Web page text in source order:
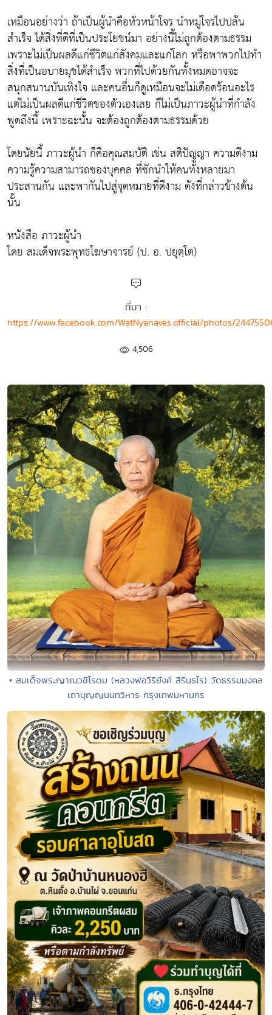
เหมือนอย่างว่า ถ้าเป็นผู้นำคือหัวหน้าโจร นำหมู่โจรไปปล้น
สำเร็จ ได้สิ่งที่ดีที่เป็นประโยชน์มา อย่างนี้ไม่ถูกต้องตามธรรม
เพราะไม่เป็นผลดีแก่ชีวิตแก่สังคมและแก่โลก หรือพาพวกไปทำ
สิ่งที่เป็นอบายมุขได้สำเร็จ พวกที่ไปด้วยกันทั้งหมดอาจจะ
สนุกสนานบันเทิงใจ และคนอื่นก็ดูเหมือนจะไม่เดือดร้อนอะไร
แต่ไม่เป็นผลดีแก่ชีวิตของตัวเองเลย ก็ไม่เป็นภาวะผู้นำที่กำลัง
พูดถึงนี้ เพราะฉะนั้น จะต้องถูกต้องตามธรรมด้วย
โดยนัยนี้ ภาวะผู้นำ ก็คือคุณสมบัติ เช่น สติปัญญา ความดีงาม
ความรู้ความสามารถของบุคคล ที่ชักนำให้คนทั้งหลายมา
ประสานกัน และพากันไปสู่จุดหมายที่ดีงาม ดังที่กล่าวข้างต้น
นั้น
หนังสือ ภาวะผู้นำ
โดย สมเด็จพระพุทธโฆษาจารย์ (ป. อ. ปยุตฺโต)
ที่มา :
https://www.facebook.com/WatNyanaves.official/photos/
4,506
• สมเด็จพระญาณวชิโรดม (หลวงพ่อวิริยังค์ สิรินฺธโร) วัดธรรมมงคล
เถาบุญญนนทวิหาร กรุงเทพมหานคร